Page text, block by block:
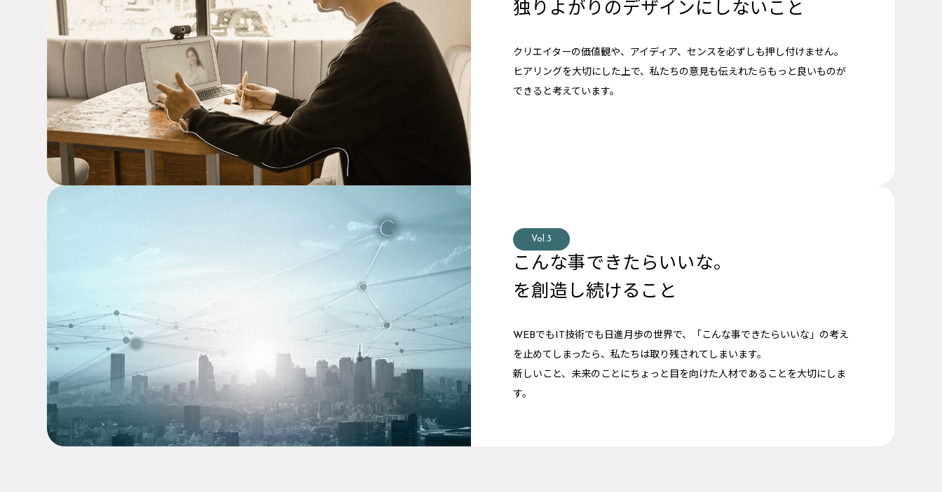
独りよがりのデザインにしないこと
クリエイターの価値観や、アイディア、センスを必ずしも押し付けません。
ヒアリングを大切にした上で、私たちの意見も伝えれたらもっと良いものが
できると考えています。
こんな事できたらいいな。
を創造し続けること
Vol.3
WEBでもIT技術でも日進月歩の世界で、「こんな事できたらいいな」の考え
を止めてしまったら、私たちは取り残されてしまいます。
新しいこと、未来のことにちょっと目を向けた人材であることを大切にしま
す。